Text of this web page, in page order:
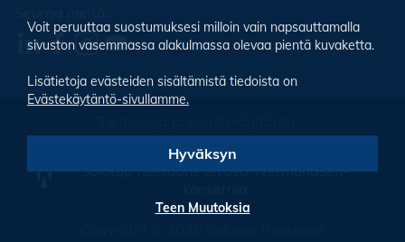
Solotop Restaone on osa Wermundsen-
Voit peruuttaa suostumuksesi milloin vain napsauttamalla
sivuston vasemmassa alakulmassa olevaa pientä kuvaketta.
Lisätietoja evästeiden sisältämistä tiedoista on
Evästekäytäntö-sivullamme.
Hyväksyn
Teen Muutoksia